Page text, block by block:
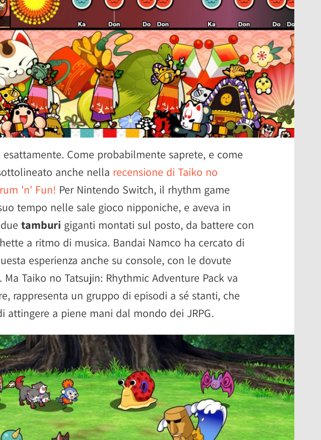
esattamente. Come probabilmente saprete, e come
anche nella recensione di Taiko no
'n' Fun! Per Nintendo Switch, il rhythm game
tempo nelle sale gioco nipponiche, e aveva in
tamburi giganti montati sul posto, da battere con
a ritmo di musica. Bandai Namco ha cercato di
esperienza anche su console, con le dovute
Taiko no Tatsujin: Rhythmic Adventure Pack va
rappresenta un gruppo di episodi a sé stanti, che
attingere a piene mani dal mondo dei JRPG.